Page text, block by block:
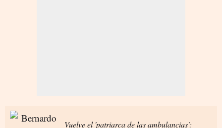
Vuelve el 'patriarca de las ambulancias':